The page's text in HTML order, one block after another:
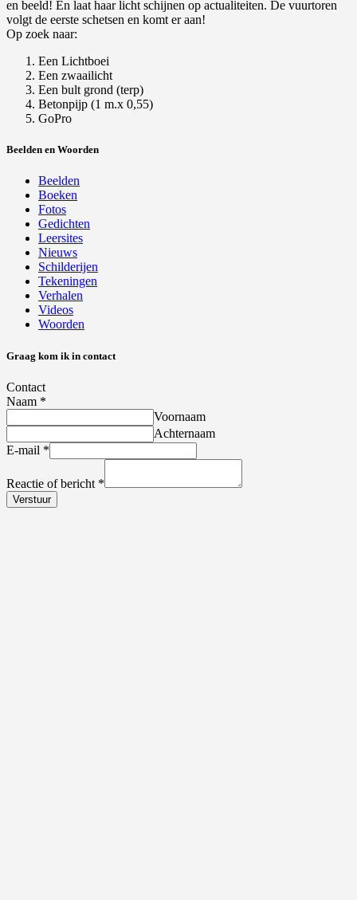
en beeld! En laat haar licht schijnen op actualiteiten. De vuurtoren
volgt de eerste schetsen en komt er aan!
Op zoek naar:
Een Lichtboei
Een zwaailicht
Een bult grond (terp)
Betonpijp (1 m.x 0,55)
GoPro
Beelden en Woorden
Beelden
Boeken
Fotos
Gedichten
Leersites
Nieuws
Schilderijen
Tekeningen
Verhalen
Videos
Woorden
Graag kom ik in contact
Contact
Naam *
Voornaam
Achternaam
E-mail *
Reactie of bericht *
Verstuur